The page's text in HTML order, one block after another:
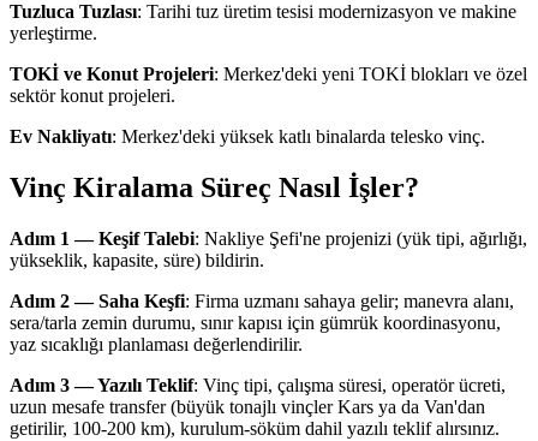
Tuzluca Tuzlası: Tarihi tuz üretim tesisi modernizasyon ve makine
yerleştirme.
TOKİ ve Konut Projeleri: Merkez'deki yeni TOKİ blokları ve özel
sektör konut projeleri.
Ev Nakliyatı: Merkez'deki yüksek katlı binalarda telesko vinç.
Vinç Kiralama Süreç Nasıl İşler?
Adım 1 — Keşif Talebi: Nakliye Şefi'ne projenizi (yük tipi, ağırlığı,
yükseklik, kapasite, süre) bildirin.
Adım 2 — Saha Keşfi: Firma uzmanı sahaya gelir; manevra alanı,
sera/tarla zemin durumu, sınır kapısı için gümrük koordinasyonu,
yaz sıcaklığı planlaması değerlendirilir.
Adım 3 — Yazılı Teklif: Vinç tipi, çalışma süresi, operatör ücreti,
uzun mesafe transfer (büyük tonajlı vinçler Kars ya da Van'dan
getirilir, 100-200 km), kurulum-söküm dahil yazılı teklif alırsınız.